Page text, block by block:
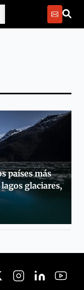
países más
glaciares,